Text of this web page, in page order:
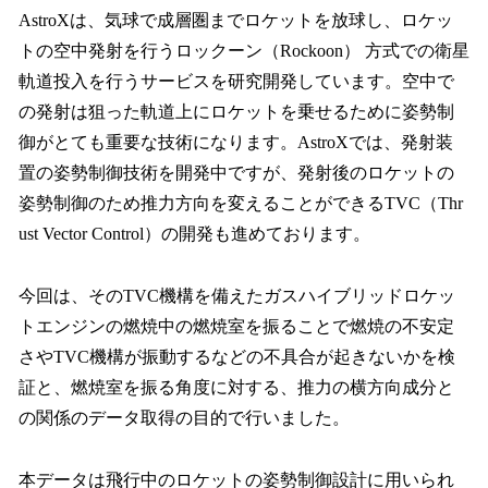
AstroXは、気球で成層圏までロケットを放球し、ロケッ
トの空中発射を行うロックーン（Rockoon） 方式での衛星
軌道投入を行うサービスを研究開発しています。空中で
の発射は狙った軌道上にロケットを乗せるために姿勢制
御がとても重要な技術になります。AstroXでは、発射装
置の姿勢制御技術を開発中ですが、発射後のロケットの
姿勢制御のため推力方向を変えることができるTVC（Thr
ust Vector Control）の開発も進めております。
今回は、そのTVC機構を備えたガスハイブリッドロケッ
トエンジンの燃焼中の燃焼室を振ることで燃焼の不安定
さやTVC機構が振動するなどの不具合が起きないかを検
証と、燃焼室を振る角度に対する、推力の横方向成分と
の関係のデータ取得の目的で行いました。
本データは飛行中のロケットの姿勢制御設計に用いられ